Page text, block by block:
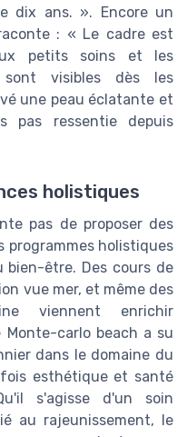
dix ans. ». Encore un
: « Le cadre est
petits soins et les
visibles dès les
une peau éclatante et
pas ressentie depuis
holistiques
pas de proposer des
programmes holistiques
bien-être. Des cours de
vue mer, et même des
viennent enrichir
Monte-carlo beach a su
dans le domaine du
esthétique et santé
s'agisse d'un soin
au rajeunissement, le